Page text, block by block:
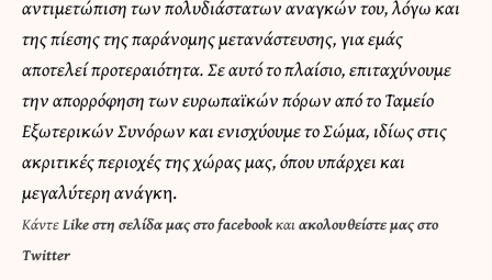
αντιμετώπιση των πολυδιάστατων αναγκών του, λόγω και
της πίεσης της παράνομης μετανάστευσης, για εμάς
αποτελεί προτεραιότητα. Σε αυτό το πλαίσιο, επιταχύνουμε
την απορρόφηση των ευρωπαϊκών πόρων από το Ταμείο
Εξωτερικών Συνόρων και ενισχύουμε το Σώμα, ιδίως στις
ακριτικές περιοχές της χώρας μας, όπου υπάρχει και
μεγαλύτερη ανάγκη.
ΚάντεLike στη σελίδα μας στο facebookκαιακολουθείστε μας στο
Twitter